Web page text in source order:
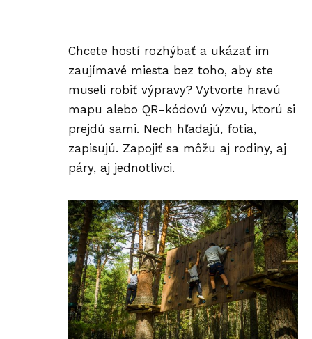
Chcete hostí rozhýbať a ukázať im
zaujímavé miesta bez toho, aby ste
museli robiť výpravy? Vytvorte hravú
mapu alebo QR-kódovú výzvu, ktorú si
prejdú sami. Nech hľadajú, fotia,
zapisujú. Zapojiť sa môžu aj rodiny, aj
páry, aj jednotlivci.